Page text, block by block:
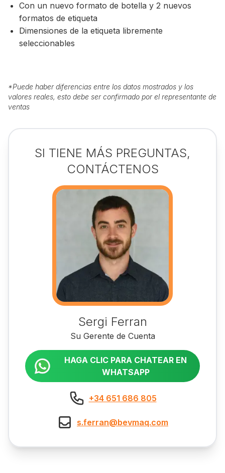
Con un nuevo formato de botella y 2 nuevos
formatos de etiqueta
Dimensiones de la etiqueta libremente
seleccionables
*Puede haber diferencias entre los datos mostrados y los
valores reales, esto debe ser confirmado por el representante de
ventas
SI TIENE MÁS PREGUNTAS,
CONTÁCTENOS
Sergi Ferran
Su Gerente de Cuenta
HAGA CLIC PARA CHATEAR EN
WHATSAPP
+34 651 686 805
s.ferran@bevmaq.com